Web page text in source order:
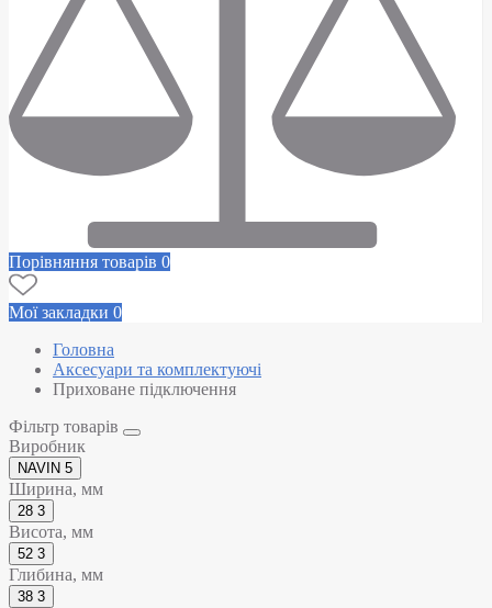
Порівняння товарів 0
Мої закладки 0
Головна
Аксесуари та комплектуючі
Приховане підключення
Фільтр товарів
Виробник
NAVIN 5
Ширина, мм
28 3
Висота, мм
52 3
Глибина, мм
38 3